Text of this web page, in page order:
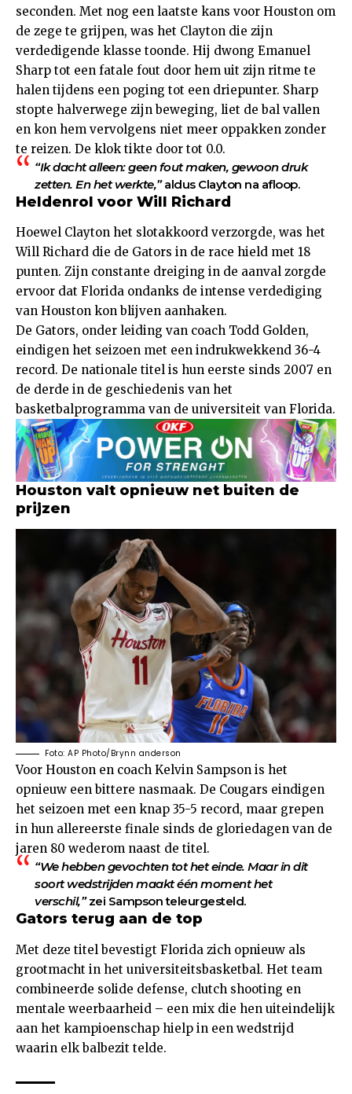
seconden. Met nog een laatste kans voor Houston om
de zege te grijpen, was het Clayton die zijn
verdedigende klasse toonde. Hij dwong Emanuel
Sharp tot een fatale fout door hem uit zijn ritme te
halen tijdens een poging tot een driepunter. Sharp
stopte halverwege zijn beweging, liet de bal vallen
en kon hem vervolgens niet meer oppakken zonder
te reizen. De klok tikte door tot 0.0.
“Ik dacht alleen: geen fout maken, gewoon druk
zetten. En het werkte,”aldus Clayton na afloop.
Heldenrol voor Will Richard
Hoewel Clayton het slotakkoord verzorgde, was het
Will Richard die de Gators in de race hield met 18
punten. Zijn constante dreiging in de aanval zorgde
ervoor dat Florida ondanks de intense verdediging
van Houston kon blijven aanhaken.
De Gators, onder leiding van coach Todd Golden,
eindigen het seizoen met een indrukwekkend 36-4
record. De nationale titel is hun eerste sinds 2007 en
de derde in de geschiedenis van het
basketbalprogramma van de universiteit van Florida.
Houston valt opnieuw net buiten de
prijzen
Foto: AP Photo/Brynn anderson
Voor Houston en coach Kelvin Sampson is het
opnieuw een bittere nasmaak. De Cougars eindigen
het seizoen met een knap 35-5 record, maar grepen
in hun allereerste finale sinds de gloriedagen van de
jaren 80 wederom naast de titel.
“We hebben gevochten tot het einde. Maar in dit
soort wedstrijden maakt één moment het
verschil,”zei Sampson teleurgesteld.
Gators terug aan de top
Met deze titel bevestigt Florida zich opnieuw als
grootmacht in het universiteitsbasketbal. Het team
combineerde solide defense, clutch shooting en
mentale weerbaarheid – een mix die hen uiteindelijk
aan het kampioenschap hielp in een wedstrijd
waarin elk balbezit telde.